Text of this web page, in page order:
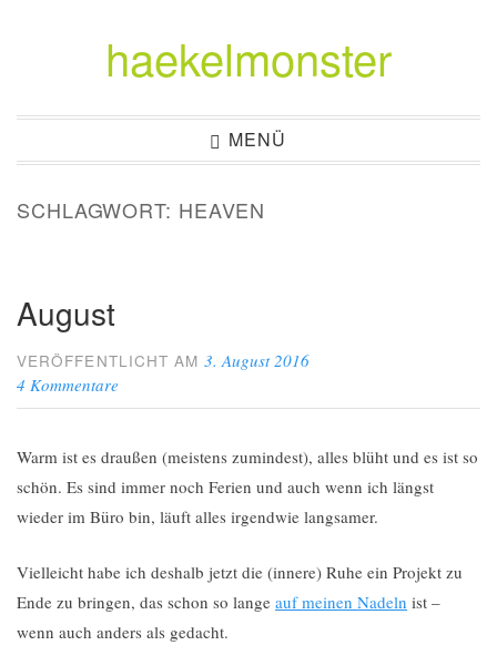
haekelmonster
MENÜ
SCHLAGWORT: HEAVEN
August
VERÖFFENTLICHT AM3. August 2016
4 Kommentare
Warm ist es draußen (meistens zumindest), alles blüht und es ist so
schön. Es sind immer noch Ferien und auch wenn ich längst
wieder im Büro bin, läuft alles irgendwie langsamer.
Vielleicht habe ich deshalb jetzt die (innere) Ruhe ein Projekt zu
Ende zu bringen, das schon so lange auf meinen Nadeln ist –
wenn auch anders als gedacht.